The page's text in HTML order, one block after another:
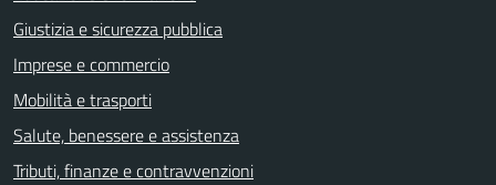
Giustizia e sicurezza pubblica
Imprese e commercio
Mobilità e trasporti
Salute, benessere e assistenza
Tributi, finanze e contravvenzioni